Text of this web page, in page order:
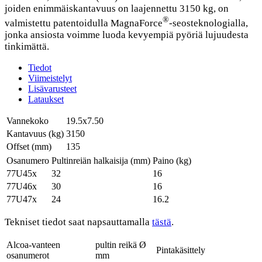
joiden enimmäiskantavuus on laajennettu 3150 kg, on
valmistettu patentoidulla MagnaForce®-seosteknologialla,
jonka ansiosta voimme luoda kevyempiä pyöriä lujuudesta
tinkimättä.
Tiedot
Viimeistelyt
Lisävarusteet
Lataukset
Vannekoko
19.5x7.50
Kantavuus (kg) 3150
Offset (mm)
135
Osanumero Pultinreiän halkaisija (mm) Paino (kg)
77U45x
32
16
77U46x
30
16
77U47x
24 16.2
Tekniset tiedot saat napsauttamalla tästä.
Alcoa-vanteen
osanumerot
pultin reikä Ø
mm
Pintakäsittely